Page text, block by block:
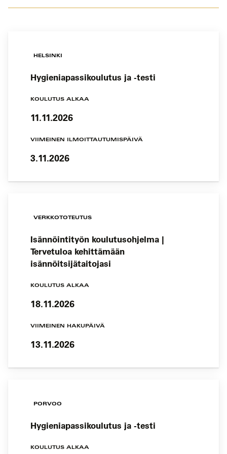
HELSINKI
Hygieniapassikoulutus ja -testi
KOULUTUS ALKAA
11.11.2026
VIIMEINEN ILMOITTAUTUMISPÄIVÄ
3.11.2026
VERKKOTOTEUTUS
Isännöintityön koulutusohjelma |
Tervetuloa kehittämään
isännöitsijätaitojasi
KOULUTUS ALKAA
18.11.2026
VIIMEINEN HAKUPÄIVÄ
13.11.2026
PORVOO
Hygieniapassikoulutus ja -testi
KOULUTUS ALKAA